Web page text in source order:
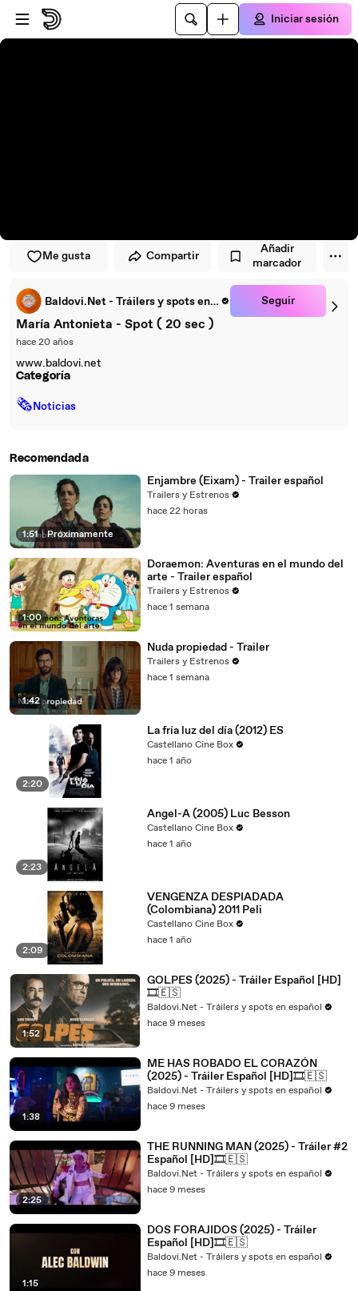
Saltar al reproductor
Saltar al contenido principal
Iniciar sesión
Me gusta Compartir
Añadir
marcador
Baldovi.Net - Tráilers y spots en español Seguir
María Antonieta - Spot ( 20 sec )
hace 20 años
www.baldovi.net
Categoría
🗞Noticias
Recomendada
1:51 | Próximamente
Enjambre (Eixam) - Trailer español
Trailers y Estrenos
hace 22 horas
1:00
Doraemon: Aventuras en el mundo del
arte - Trailer español
Trailers y Estrenos
hace 1 semana
1:42
Nuda propiedad - Trailer
Trailers y Estrenos
hace 1 semana
2:20
La fría luz del día (2012) ES
Castellano Cine Box
hace 1 año
2:23
Angel-A (2005) Luc Besson
Castellano Cine Box
hace 1 año
2:09
VENGENZA DESPIADADA
(Colombiana) 2011 Peli
Castellano Cine Box
hace 1 año
1:52
GOLPES (2025) - Tráiler Español [HD]
🎞️🇪🇸
Baldovi.Net - Tráilers y spots en español
hace 9 meses
1:38
ME HAS ROBADO EL CORAZÓN
(2025) - Tráiler Español [HD]🎞️🇪🇸
Baldovi.Net - Tráilers y spots en español
hace 9 meses
2:25
THE RUNNING MAN (2025) - Tráiler #2
Español [HD]🎞️🇪🇸
Baldovi.Net - Tráilers y spots en español
hace 9 meses
1:15
DOS FORAJIDOS (2025) - Tráiler
Español [HD]🎞️🇪🇸
Baldovi.Net - Tráilers y spots en español
hace 9 meses